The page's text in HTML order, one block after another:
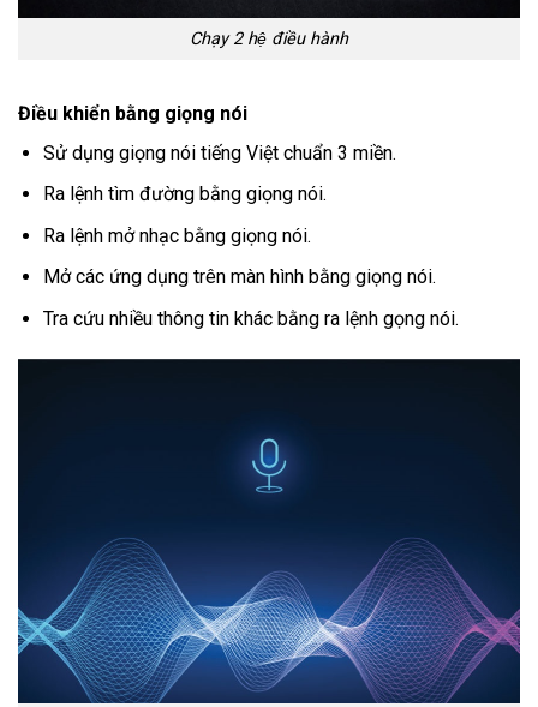
Chạy 2 hệ điều hành
Điều khiển bằng giọng nói
Sử dụng giọng nói tiếng Việt chuẩn 3 miền.
Ra lệnh tìm đường bằng giọng nói.
Ra lệnh mở nhạc bằng giọng nói.
Mở các ứng dụng trên màn hình bằng giọng nói.
Tra cứu nhiều thông tin khác bằng ra lệnh gọng nói.